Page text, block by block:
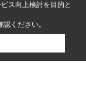
ス向上検討を目的と
認ください。